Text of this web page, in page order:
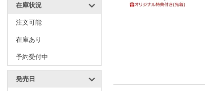
在庫状況
注文可能
在庫あり
予約受付中
発売日